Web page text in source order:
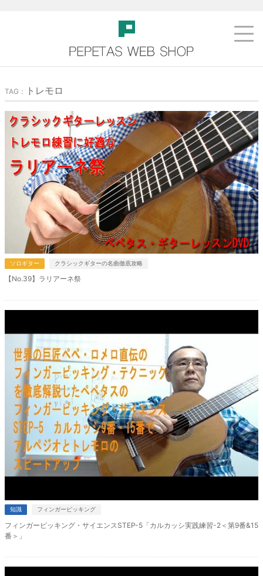
TAG： トレモロ
ソロギター クラシックギターの名曲徹底攻略
【No.39】ラリアーネ祭
知識 フィンガーピッキング
フィンガーピッキング・サイエンスSTEP-5「カルカッシ実践練習-2＜第9番&15
番＞」